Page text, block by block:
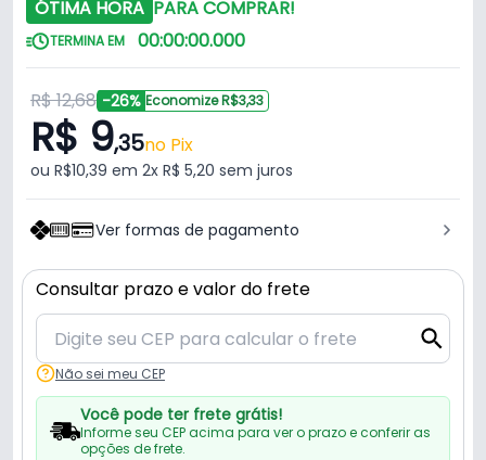
ÓTIMA HORA PARA COMPRAR!
TERMINA EM 00:00:00.000
R$ 12,68 -26% Economize R$3,33
R$ 9,35no Pix
ou R$10,39 em 2x R$ 5,20 sem juros
Ver formas de pagamento
Consultar prazo e valor do frete
Não sei meu CEP
Você pode ter frete grátis!
Informe seu CEP acima para ver o prazo e conferir as
opções de frete.